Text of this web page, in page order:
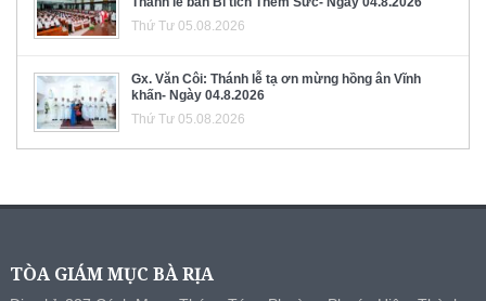
Thứ Tư 05.08.2026
Gx. Văn Côi: Thánh lễ tạ ơn mừng hồng ân Vĩnh
khấn- Ngày 04.8.2026
Thứ Tư 05.08.2026
TÒA GIÁM MỤC BÀ RỊA